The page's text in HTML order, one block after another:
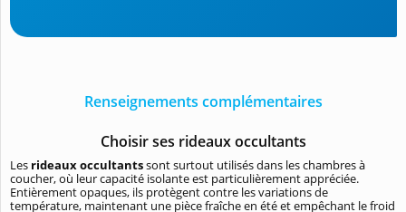
Renseignements complémentaires
Choisir ses rideaux occultants
Les rideaux occultantssont surtout utilisés dans les chambres à
coucher, où leur capacité isolante est particulièrement appréciée.
Entièrement opaques, ils protègent contre les variations de
température, maintenant une pièce fraîche en été et empêchant le froid